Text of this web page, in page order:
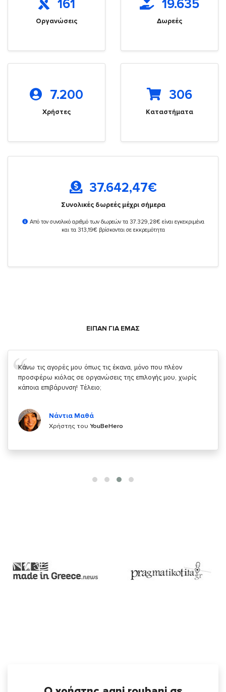
161
Οργανώσεις
19.635
Δωρεές
7.200
Χρήστες
306
Καταστήματα
37.642,47€
Συνολικές δωρεές μέχρι σήμερα
Από τον συνολικό αριθμό των δωρεών τα 37.329,28€ είναι εγκεκριμένα
και τα 313,19€ βρίσκονται σε εκκρεμότητα
ΕΙΠΑΝ ΓΙΑ ΕΜΑΣ
Σας ευχαριστώ που μας δίνετε την δυνατότητα να κάνουμε
κάτι!
Χρήστης τουYouBeHero